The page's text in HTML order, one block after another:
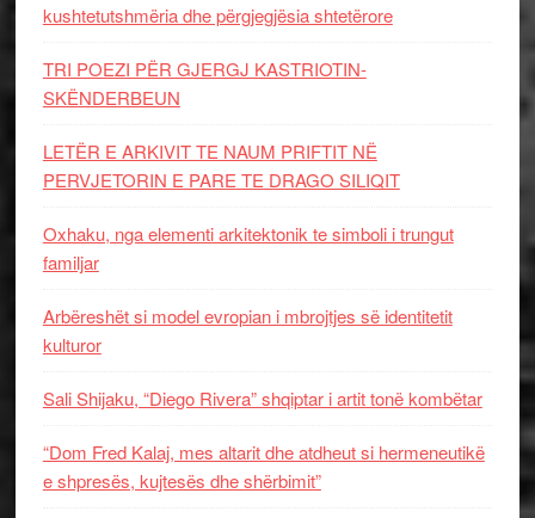
kushtetutshmëria dhe përgjegjësia shtetërore
TRI POEZI PËR GJERGJ KASTRIOTIN-
SKËNDERBEUN
LETËR E ARKIVIT TE NAUM PRIFTIT NË
PERVJETORIN E PARE TE DRAGO SILIQIT
Oxhaku, nga elementi arkitektonik te simboli i trungut
familjar
Arbëreshët si model evropian i mbrojtjes së identitetit
kulturor
Sali Shijaku, “Diego Rivera” shqiptar i artit tonë kombëtar
“Dom Fred Kalaj, mes altarit dhe atdheut si hermeneutikë
e shpresës, kujtesës dhe shërbimit”